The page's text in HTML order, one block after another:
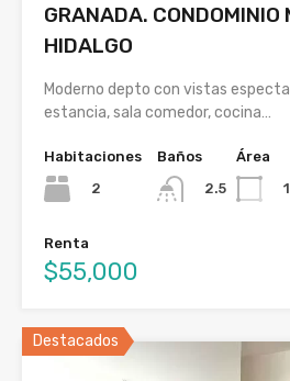
GRANADA. CONDOMINIO
HIDALGO
Moderno depto con vistas
estancia, sala comedor, cocina…
Habitaciones
2
Baños
2.5
Área
Renta
$55,000
Destacados